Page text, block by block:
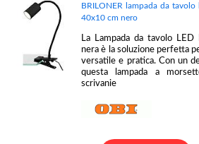
BRILONER lampada da
40x10 cm nero
La Lampada da tavolo
nera è la soluzione perfetta
versatile e pratica. Con un
questa lampada a
scrivanie